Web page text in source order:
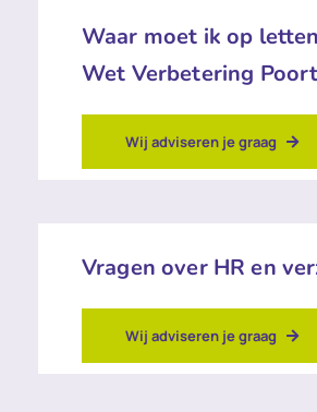
Waar moet ik op
Wet Verbetering
Wij adviseren je graag
Vragen over HR en
Wij adviseren je graag